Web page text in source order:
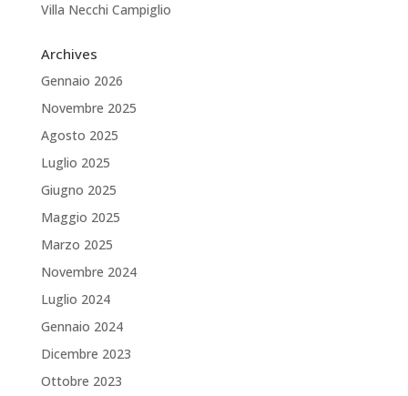
Villa Necchi Campiglio
Archives
Gennaio 2026
Novembre 2025
Agosto 2025
Luglio 2025
Giugno 2025
Maggio 2025
Marzo 2025
Novembre 2024
Luglio 2024
Gennaio 2024
Dicembre 2023
Ottobre 2023